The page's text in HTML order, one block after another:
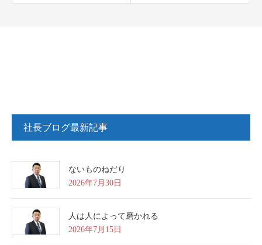
社長ブログ最新記事
ないものねだり
2026年7月30日
人は人によって磨かれる
2026年7月15日